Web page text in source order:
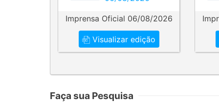
Imprensa Oficial 06/08/2026
Visualizar edição
Faça sua Pesquisa